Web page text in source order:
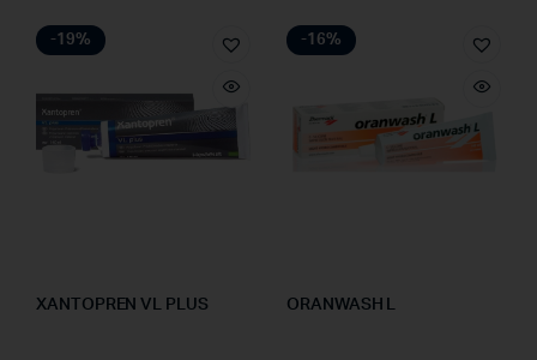
-19%
XANTOPREN VL PLUS
-16%
ORANWASH L